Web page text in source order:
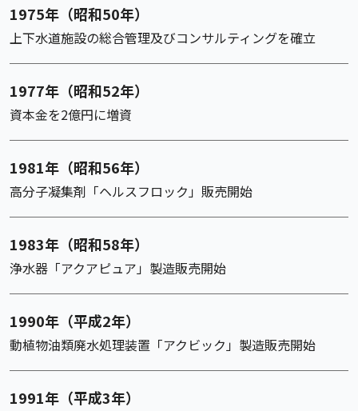
1975年（昭和50年）
上下水道施設の総合管理及びコンサルティングを確立
1977年（昭和52年）
資本金を2億円に増資
1981年（昭和56年）
高分子凝集剤「ヘルスフロック」販売開始
1983年（昭和58年）
浄水器「アクアピュア」製造販売開始
1990年（平成2年）
動植物油類廃水処理装置「アクビック」製造販売開始
1991年（平成3年）